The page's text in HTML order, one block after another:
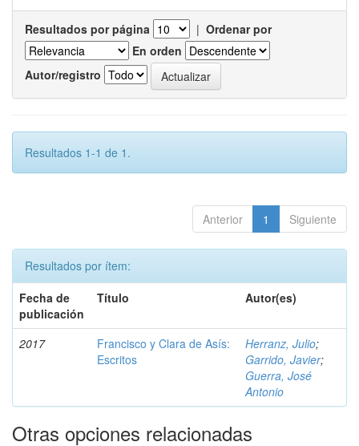
Resultados por página | Ordenar por
En orden
Autor/registro
Resultados 1-1 de 1.
Anterior 1 Siguiente
Resultados por ítem:
Fecha de
publicación
Título Autor(es)
2017
Francisco y Clara de Asís:
Escritos
Herranz, Julio;
Garrido, Javier;
Guerra, José
Antonio
Otras opciones relacionadas